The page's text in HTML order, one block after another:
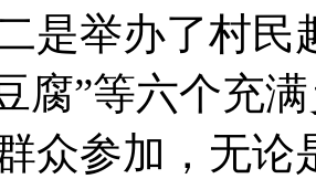
是举办了村民
腐”等六个充
众参加，无论